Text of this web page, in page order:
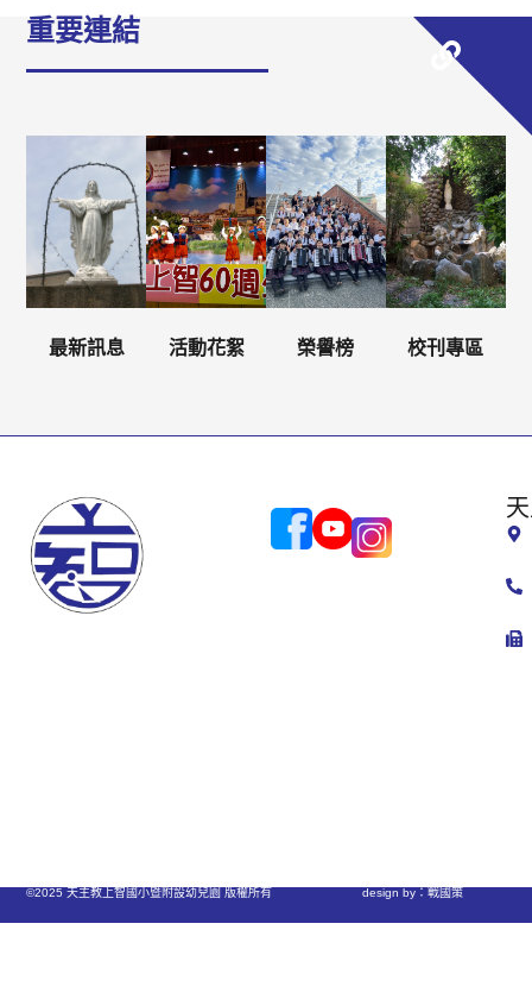
重要連結
最新訊息 活動花絮 榮譽榜 校刊專區
©2025 天主教上智國小暨附設幼兒園 版權所有 design by：戰國策